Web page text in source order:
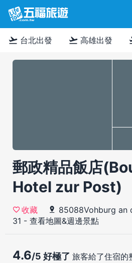
flight_takeoff 台北出發 flight_takeoff 高雄出發
郵政精品飯店
Hotel zur Post)
收藏
85088Vohburg an
31 - 查看地圖&週邊景點
4.6/5 好極了 旅客給了住宿